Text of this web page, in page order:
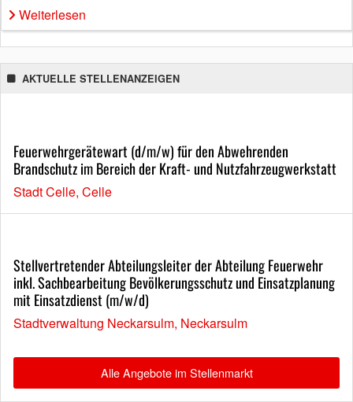
Weiterlesen
AKTUELLE STELLENANZEIGEN
Feuerwehrgerätewart (d/m/w) für den Abwehrenden
Brandschutz im Bereich der Kraft- und Nutzfahrzeugwerkstatt
Stadt Celle, Celle
Stellvertretender Abteilungsleiter der Abteilung Feuerwehr
inkl. Sachbearbeitung Bevölkerungsschutz und Einsatzplanung
mit Einsatzdienst (m/w/d)
Stadtverwaltung Neckarsulm, Neckarsulm
Alle Angebote im Stellenmarkt